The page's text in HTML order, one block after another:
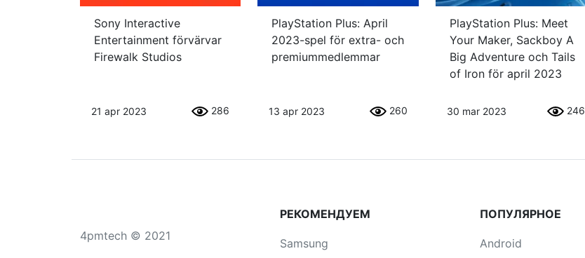
Sony Interactive
Entertainment förvärvar
Firewalk Studios
21 apr 2023 286
PlayStation Plus: April
2023-spel för extra- och
premiummedlemmar
13 apr 2023 260
PlayStation Plus: Meet
Your Maker, Sackboy A
Big Adventure och Tails
of Iron för april 2023
30 mar 2023 246
4pmtech © 2021
РЕКОМЕНДУЕМ
Samsung
ПОПУЛЯРНОЕ
Android